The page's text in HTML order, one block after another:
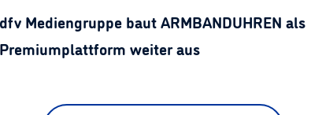
dfv Mediengruppe baut ARMBANDUHREN als
Premiumplattform weiter aus